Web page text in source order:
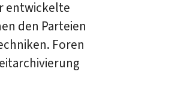
entwickelte
den Parteien
Foren